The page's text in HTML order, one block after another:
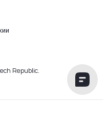
Republic.